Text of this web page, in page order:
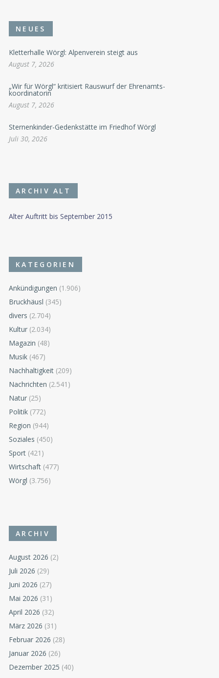
NEUES
Kletterhalle Wörgl: Alpenverein steigt aus
August 7, 2026
„Wir für Wörgl“ kritisiert Rauswurf der Ehrenamts-
koordinatorin
August 7, 2026
Sternenkinder-Gedenkstätte im Friedhof Wörgl
Juli 30, 2026
ARCHIV ALT
Alter Auftritt bis September 2015
KATEGORIEN
Ankündigungen (1.906)
Bruckhäusl (345)
divers (2.704)
Kultur (2.034)
Magazin (48)
Musik (467)
Nachhaltigkeit (209)
Nachrichten (2.541)
Natur (25)
Politik (772)
Region (944)
Soziales (450)
Sport (421)
Wirtschaft (477)
Wörgl (3.756)
ARCHIV
August 2026 (2)
Juli 2026 (29)
Juni 2026 (27)
Mai 2026 (31)
April 2026 (32)
März 2026 (31)
Februar 2026 (28)
Januar 2026 (26)
Dezember 2025 (40)